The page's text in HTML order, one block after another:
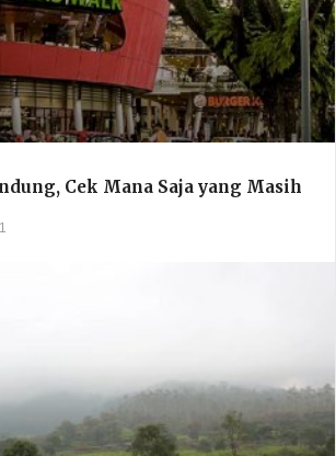
Cek Mana Saja yang Masih